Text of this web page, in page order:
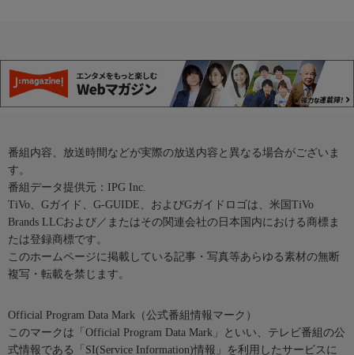
番組内容、放送時間などが実際の放送内容と異なる場合がございま
す。
番組データ提供元：IPG Inc.
TiVo、Gガイド、G-GUIDE、およびGガイドロゴは、米国TiVo
Brands LLCおよび／またはその関連会社の日本国内における商標ま
たは登録商標です。
このホームページに掲載している記事・写真等あらゆる素材の無断
複写・転載を禁じます。
Official Program Data Mark（公式番組情報マーク）
このマークは「Official Program Data Mark」といい、テレビ番組の公
式情報である「SI(Service Information)情報」を利用したサービスに